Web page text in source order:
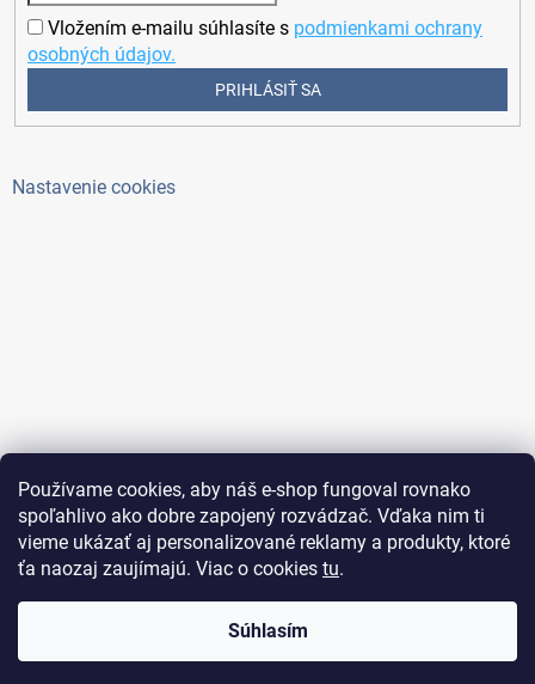
Používame cookies, aby náš e-shop fungoval rovnako
spoľahlivo ako dobre zapojený rozvádzač. Vďaka nim ti
vieme ukázať aj personalizované reklamy a produkty, ktoré
ťa naozaj zaujímajú. Viac o cookies tu.
Súhlasím
Vložením e-mailu súhlasíte s podmienkami ochrany
osobných údajov.
PRIHLÁSIŤ SA
Nastavenie cookies
Copyright 2026ElektroAntoš. Všetky práva vyhradené.
Upraviť nastavenie cookies